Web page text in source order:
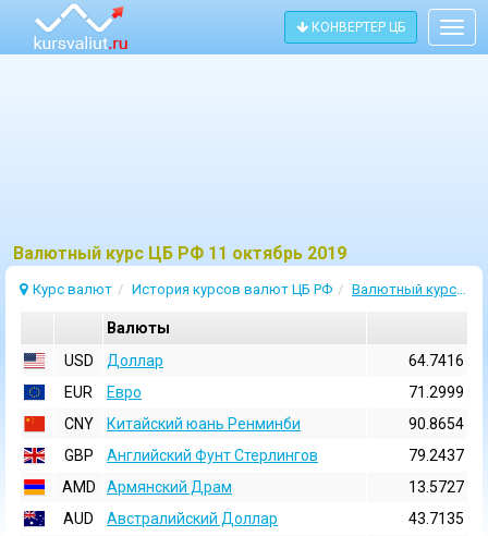
КОНВЕРТЕР ЦБ
Bалютный курс ЦБ РФ 11 октябрь 2019
Курс валют История курсов валют ЦБ РФ Валютный курс 11 Октябрь 2019
Валюты
USD
Доллар
64.7416
EUR
Евро
71.2999
CNY
Китайский юань Ренминби
90.8654
GBP
Английский Фунт Стерлингов
79.2437
AMD
Армянский Драм
13.5727
AUD
Австралийский Доллар
43.7135